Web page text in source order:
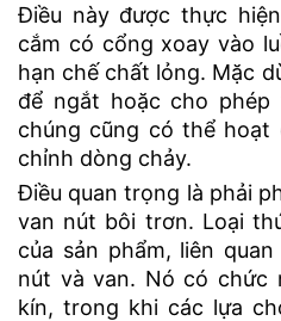
Điều này được thực
cắm có cổng xoay vào
hạn chế chất lỏng. Mặc
để ngắt hoặc cho
chúng cũng có thể
chỉnh dòng chảy.
Điều quan trọng là phải
van nút bôi trơn. Loại
của sản phẩm, liên
nút và van. Nó có chức
kín, trong khi các lựa